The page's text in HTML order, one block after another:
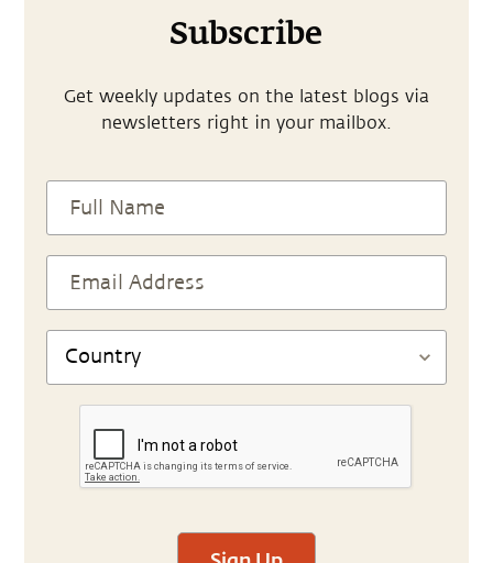
Subscribe
Get weekly updates on the latest blogs via
newsletters right in your mailbox.